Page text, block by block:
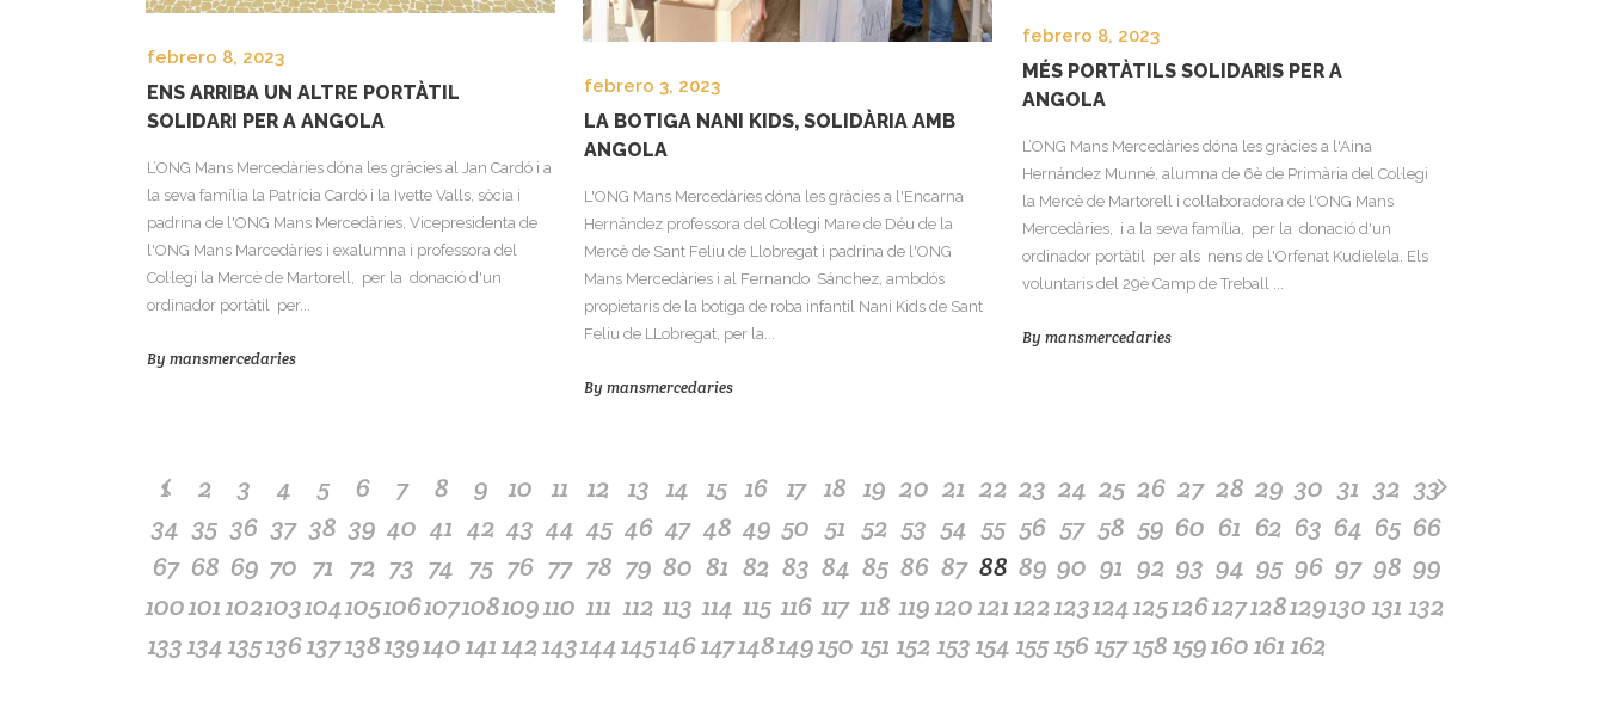
febrero 8, 2023
MÉS PORTÀTILS SOLIDARIS PER A
ANGOLA
L’ONG Mans Mercedàries dóna les gràcies a l'Aina
Hernández Munné, alumna de 6è de Primària del Col·legi
la Mercè de Martorell i col·laboradora de l'ONG Mans
Mercedàries, i a la seva família, per la donació d'un
ordinador portàtil per als nens de l'Orfenat Kudielela. Els
voluntaris del 29è Camp de Treball ...
By mansmercedaries
febrero 8, 2023
ENS ARRIBA UN ALTRE PORTÀTIL
SOLIDARI PER A ANGOLA
L’ONG Mans Mercedàries dóna les gràcies al Jan Cardó i a
la seva família la Patrícia Cardó i la Ivette Valls, sòcia i
padrina de l'ONG Mans Mercedàries, Vicepresidenta de
l'ONG Mans Marcedàries i exalumna i professora del
Col·legi la Mercè de Martorell, per la donació d'un
ordinador portàtil per...
By mansmercedaries
febrero 3, 2023
LA BOTIGA NANI KIDS, SOLIDÀRIA AMB
ANGOLA
L'ONG Mans Mercedàries dóna les gràcies a l'Encarna
Hernández professora del Col·legi Mare de Déu de la
Mercè de Sant Feliu de Llobregat i padrina de l'ONG
Mans Mercedàries i al Fernando Sánchez, ambdós
propietaris de la botiga de roba infantil Nani Kids de Sant
Feliu de LLobregat, per la...
By mansmercedaries
1 2 3 4 5 6 7 8 9 10 11 12 13 14 15 16 17 18 19 20 21 22 23 24 25 26 27 28 29 30 31 32 33
34 35 36 37 38 39 40 41 42 43 44 45 46 47 48 49 50 51 52 53 54 55 56 57 58 59 60 61 62 63 64 65 66
67 68 69 70 71 72 73 74 75 76 77 78 79 80 81 82 83 84 85 86 87 88 89 90 91 92 93 94 95 96 97 98 99
100101102103104105106107108109110 111 112 113 114 115 116 117 118 119120121122123124125126127128129130 131 132
133134135136137138139140141142143144145146147148149150 151 152153154 155156157158159160161162